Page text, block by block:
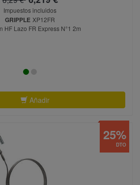
Impuestos incluidos
GRIPPLE XP12FR
HF Lazo FR Express N°1 2m
Añadir
DTO
25%